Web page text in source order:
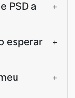
PSD a
+
esperar
+
+